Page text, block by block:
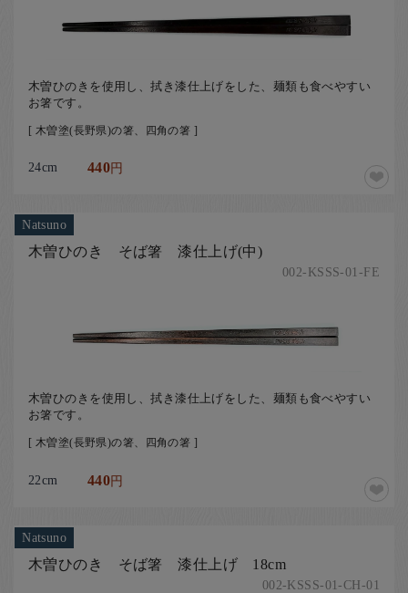
木曽ひのきを使用し、拭き漆仕上げをした、麺類も食べやすい
お箸です。
[ 木曽塗(長野県)の箸、四角の箸 ]
24cm 440円
Natsuno
木曽ひのき そば箸 漆仕上げ(中)
002-KSSS-01-FE
木曽ひのきを使用し、拭き漆仕上げをした、麺類も食べやすい
お箸です。
[ 木曽塗(長野県)の箸、四角の箸 ]
22cm 440円
Natsuno
木曽ひのき そば箸 漆仕上げ 18cm
002-KSSS-01-CH-01